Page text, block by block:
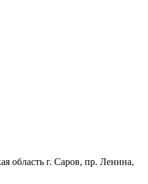
область г. Саров, пр. Ленина,